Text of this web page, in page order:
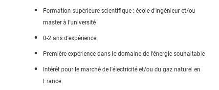
Formation supérieure scientifique : école d'ingénieur et/ou
master à l'université
0-2 ans d'expérience
Première expérience dans le domaine de l'énergie souhaitable
Intérêt pour le marché de l'électricité et/ou du gaz naturel en
France